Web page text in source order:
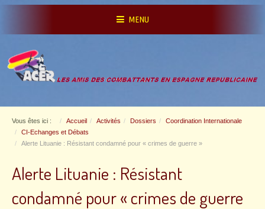
MENU
Vous êtes ici : Accueil Activités Dossiers
Coordination Internationale
CI-Echanges et Débats
Alerte Lituanie : Résistant condamné pour « crimes de guerre »
Alerte Lituanie : Résistant
condamné pour « crimes de guerre